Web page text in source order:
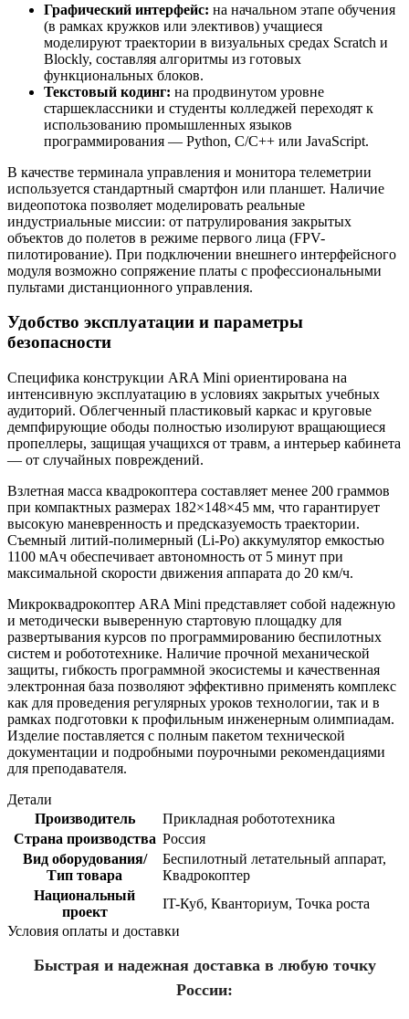
Графический интерфейс: на начальном этапе обучения
(в рамках кружков или элективов) учащиеся
моделируют траектории в визуальных средах Scratch и
Blockly, составляя алгоритмы из готовых
функциональных блоков.
Текстовый кодинг: на продвинутом уровне
старшеклассники и студенты колледжей переходят к
использованию промышленных языков
программирования — Python, C/C++ или JavaScript.
В качестве терминала управления и монитора телеметрии
используется стандартный смартфон или планшет. Наличие
видеопотока позволяет моделировать реальные
индустриальные миссии: от патрулирования закрытых
объектов до полетов в режиме первого лица (FPV-
пилотирование). При подключении внешнего интерфейсного
модуля возможно сопряжение платы с профессиональными
пультами дистанционного управления.
Удобство эксплуатации и параметры
безопасности
Специфика конструкции ARA Mini ориентирована на
интенсивную эксплуатацию в условиях закрытых учебных
аудиторий. Облегченный пластиковый каркас и круговые
демпфирующие ободы полностью изолируют вращающиеся
пропеллеры, защищая учащихся от травм, а интерьер кабинета
— от случайных повреждений.
Взлетная масса квадрокоптера составляет менее 200 граммов
при компактных размерах 182×148×45 мм, что гарантирует
высокую маневренность и предсказуемость траектории.
Съемный литий-полимерный (Li-Po) аккумулятор емкостью
1100 мАч обеспечивает автономность от 5 минут при
максимальной скорости движения аппарата до 20 км/ч.
Микроквадрокоптер ARA Mini представляет собой надежную
и методически выверенную стартовую площадку для
развертывания курсов по программированию беспилотных
систем и робототехнике. Наличие прочной механической
защиты, гибкость программной экосистемы и качественная
электронная база позволяют эффективно применять комплекс
как для проведения регулярных уроков технологии, так и в
рамках подготовки к профильным инженерным олимпиадам.
Изделие поставляется с полным пакетом технической
документации и подробными поурочными рекомендациями
для преподавателя.
Детали
Производитель
Прикладная робототехника
Страна производства Россия
Вид оборудования/
Тип товара
Беспилотный летательный аппарат,
Квадрокоптер
Национальный
проект
IT-Куб, Кванториум, Точка роста
Условия оплаты и доставки
Быстрая и надежная доставка в любую точку
России: